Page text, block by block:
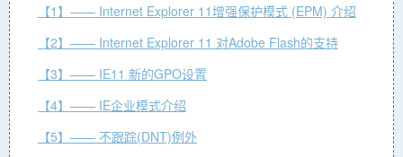
【1】—— Internet Explorer 11增强保护模式 (EPM) 介绍
【2】—— Internet Explorer 11 对Adobe Flash的支持
【3】—— IE11 新的GPO设置
【4】—— IE企业模式介绍
【5】—— 不跟踪(DNT)例外